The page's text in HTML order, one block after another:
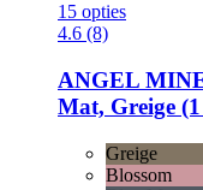
15 opties
4.6 (8)
ANGEL
Mat, Greige
Greige
Blossom